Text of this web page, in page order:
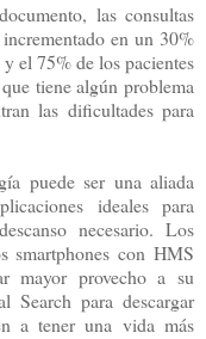
las consultas
en un 30%
el 75% de los pacientes
tiene algún problema
las dificultades para
puede ser una aliada
ideales para
necesario. Los
smartphones con HMS
mayor provecho a su
Search para descargar
a tener una vida más